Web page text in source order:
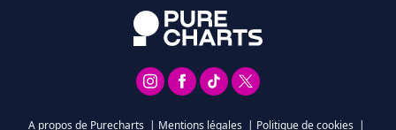
A propos de Purecharts | Mentions légales | Politique de cookies |